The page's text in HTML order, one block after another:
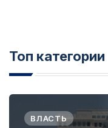
Топ категории
ВЛАСТЬ